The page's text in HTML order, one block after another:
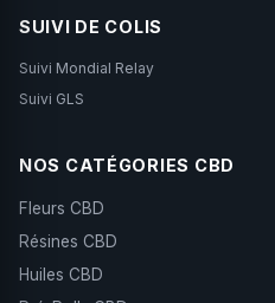
SUIVI DE COLIS
Suivi Mondial Relay
Suivi GLS
NOS CATÉGORIES CBD
Fleurs CBD
Résines CBD
Huiles CBD